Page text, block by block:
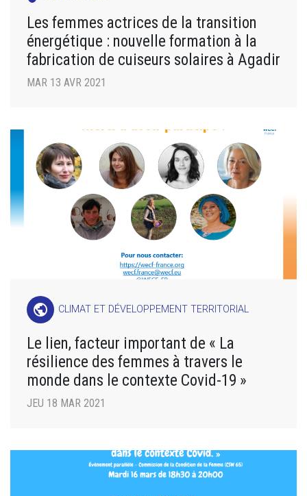
Les femmes actrices de la transition
énergétique : nouvelle formation à la
fabrication de cuiseurs solaires à Agadir
MAR 13 AVR 2021
public CLIMAT ET DÉVELOPPEMENT TERRITORIAL
Le lien, facteur important de « La
résilience des femmes à travers le
monde dans le contexte Covid-19 »
JEU 18 MAR 2021